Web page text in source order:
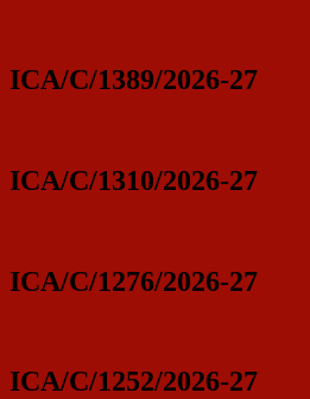
ICA/C/1389/2026-27
ICA/C/1310/2026-27
ICA/C/1276/2026-27
ICA/C/1252/2026-27